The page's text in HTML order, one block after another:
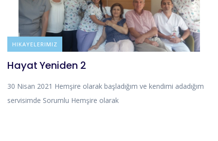
BLOG
HIKAYELERIMIZ
Hayat Yeniden 2
30 Nisan 2021 Hemşire olarak başladığım ve kendimi adadığım
servisimde Sorumlu Hemşire olarak